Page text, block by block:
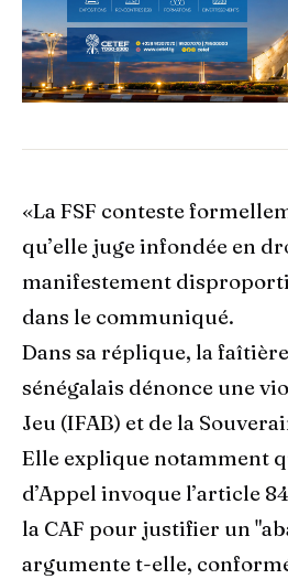
«La FSF conteste
qu’elle juge infondée en
manifestement
dans le communiqué.
Dans sa réplique, la
sénégalais dénonce une
Jeu (IFAB) et de la
Elle explique notamment
d’Appel invoque l’article
la CAF pour justifier un
argumente t-elle,